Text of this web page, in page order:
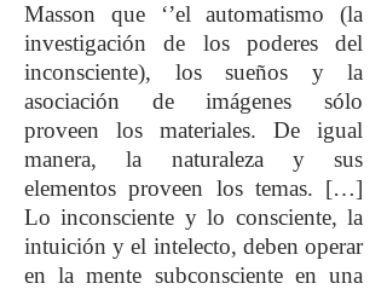
Masson que ‘’el automatismo (la
investigación de los poderes del
inconsciente), los sueños y la
asociación de imágenes sólo
proveen los materiales. De igual
manera, la naturaleza y sus
elementos proveen los temas. […]
Lo inconsciente y lo consciente, la
intuición y el intelecto, deben operar
en la mente subconsciente en una